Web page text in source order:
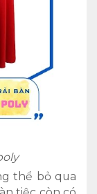
thể bỏ qua